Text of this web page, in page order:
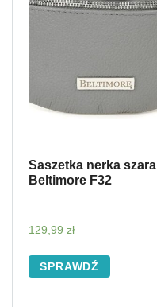
Saszetka nerka szara
Beltimore F32
129,99 zł
SPRAWDŹ